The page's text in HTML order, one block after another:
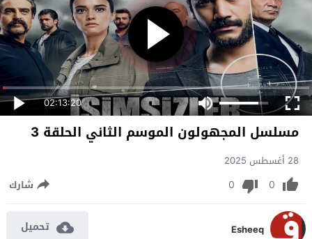
02:13:20
مسلسل المجهولون الموسم الثاني الحلقة 3
28 أغسطس 2025
0
0 شارك
Esheeq تحميل